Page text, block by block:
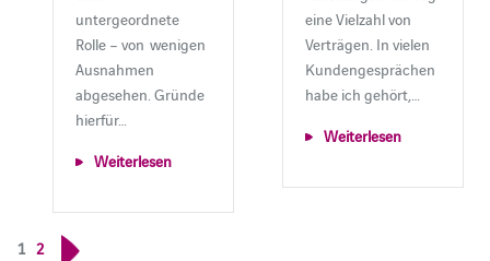
untergeordnete
Rolle – von wenigen
Ausnahmen
abgesehen. Gründe
hierfür…
Weiterlesen
eine Vielzahl von
Verträgen. In vielen
Kundengesprächen
habe ich gehört,…
Weiterlesen
1 2